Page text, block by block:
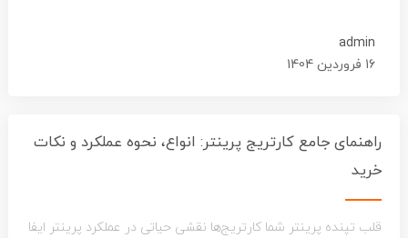
admin
راهنمای جامع کارتریج پرینتر: انواع، نحوه عملکرد و نکات
خرید
قلب تپنده پرینتر شما کارتریج‌ها نقشی حیاتی در عملکرد پرینتر ایفا